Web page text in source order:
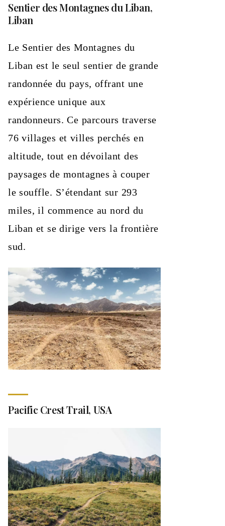
Sentier des Montagnes du Liban,
Liban
Le Sentier des Montagnes du
Liban est le seul sentier de grande
randonnée du pays, offrant une
expérience unique aux
randonneurs. Ce parcours traverse
76 villages et villes perchés en
altitude, tout en dévoilant des
paysages de montagnes à couper
le souffle. S’étendant sur 293
miles, il commence au nord du
Liban et se dirige vers la frontière
sud.
Pacific Crest Trail, USA